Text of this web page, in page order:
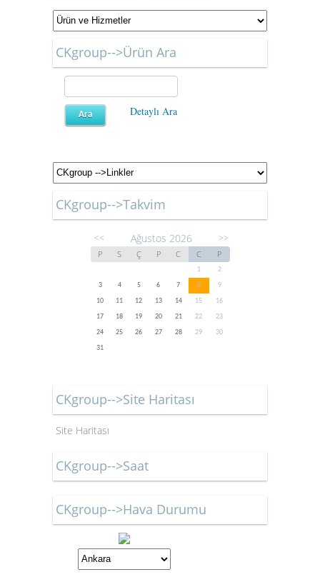
CKgroup-->Ürün Ara
Detaylı Ara
CKgroup-->Takvim
<< Ağustos 2026 >>
P S Ç P C C P
1
2
3
4 5 6 7 8
9
10
11 12 13 14 15
16
17
18 19 20 21 22
23
24
25 26 27 28 29
30
31
CKgroup-->Site Haritası
Site Haritası
CKgroup-->Saat
CKgroup-->Hava Durumu